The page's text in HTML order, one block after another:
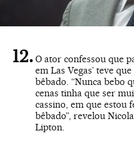
O ator confessou que
em Las Vegas’ teve
bêbado. “Nunca bebo
cenas tinha que ser
cassino, em que estou
bêbado”, revelou
Lipton.